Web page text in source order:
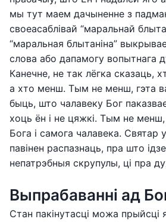
мы тут маем дачыненне з
своеасаблівай “маральнай
“маральная блытаніна”
слова або дапамогу вопытнага
Канечне, не так лёгка сказаць,
а хто менш. Тым не менш, гэта
быць, што чалавеку Бог
хоць ён і не цяжкі. Тым не
Бога і самога чалавека. Святар
павінен распазнаць, пра што
непатрэбныя скрупулы, ці пра
Выпрабаванні ад
Стан пакінутасці можа прыйсці